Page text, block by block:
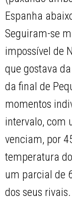
Espanha
Seguiram-se
impossível de
que gostava
da final de
momentos
intervalo, com
venciam, por
temperatura
um parcial de
dos seus